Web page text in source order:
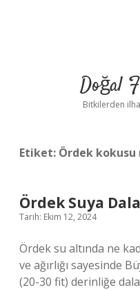
Doğal
Bitkilerden
Etiket: Ördek
Ördek Suya
Tarih: Ekim 12, 2024
Ördek su altında ne
ve ağırlığı sayesinde
(20-30 fit) derinliğe